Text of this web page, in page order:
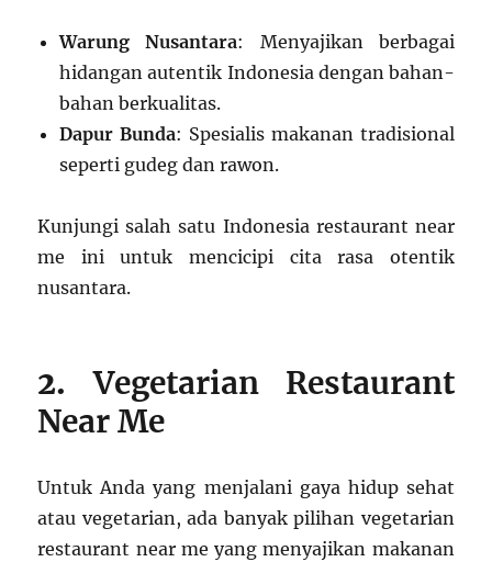
Warung Nusantara: Menyajikan berbagai
hidangan autentik Indonesia dengan bahan-
bahan berkualitas.
Dapur Bunda: Spesialis makanan tradisional
seperti gudeg dan rawon.
Kunjungi salah satu Indonesia restaurant near
me ini untuk mencicipi cita rasa otentik
nusantara.
2.Vegetarian Restaurant
Near Me
Untuk Anda yang menjalani gaya hidup sehat
atau vegetarian, ada banyak pilihan vegetarian
restaurant near me yang menyajikan makanan